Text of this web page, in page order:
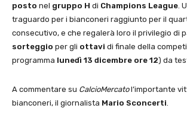
posto nel gruppo H di Champions League .
traguardo per i bianconeri raggiunto per il
consecutivo, e che regalerà loro il privilegio di
sorteggio per gli ottavi di finale della
programma lunedì 13 dicembre ore 12) da
A commentare su CalcioMercatol’importante
bianconeri, il giornalista Mario Sconcerti